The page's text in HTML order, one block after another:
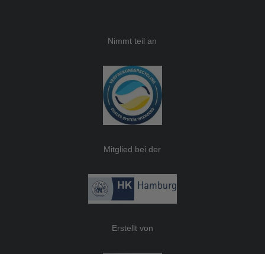
Nimmt teil an
Mitglied bei der
Erstellt von